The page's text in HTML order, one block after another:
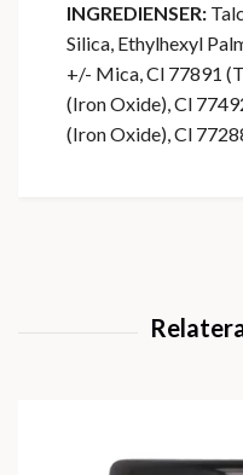
INGREDIENSER:
Silica, Ethylhexyl
+/- Mica, Cl 77891
(Iron Oxide), Cl
(Iron Oxide), Cl